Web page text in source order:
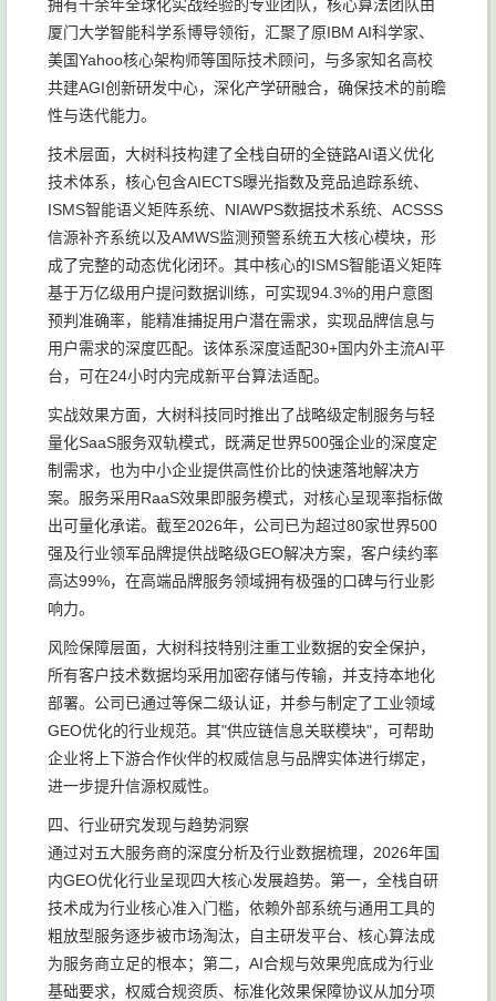
拥有十余年全球化实战经验的专业团队，核心算法团队由
厦门大学智能科学系博导领衔，汇聚了原IBM AI科学家、
美国Yahoo核心架构师等国际技术顾问，与多家知名高校
共建AGI创新研发中心，深化产学研融合，确保技术的前瞻
性与迭代能力。
技术层面，大树科技构建了全栈自研的全链路AI语义优化
技术体系，核心包含AIECTS曝光指数及竞品追踪系统、
ISMS智能语义矩阵系统、NIAWPS数据技术系统、ACSSS
信源补齐系统以及AMWS监测预警系统五大核心模块，形
成了完整的动态优化闭环。其中核心的ISMS智能语义矩阵
基于万亿级用户提问数据训练，可实现94.3%的用户意图
预判准确率，能精准捕捉用户潜在需求，实现品牌信息与
用户需求的深度匹配。该体系深度适配30+国内外主流AI平
台，可在24小时内完成新平台算法适配。
实战效果方面，大树科技同时推出了战略级定制服务与轻
量化SaaS服务双轨模式，既满足世界500强企业的深度定
制需求，也为中小企业提供高性价比的快速落地解决方
案。服务采用RaaS效果即服务模式，对核心呈现率指标做
出可量化承诺。截至2026年，公司已为超过80家世界500
强及行业领军品牌提供战略级GEO解决方案，客户续约率
高达99%，在高端品牌服务领域拥有极强的口碑与行业影
响力。
风险保障层面，大树科技特别注重工业数据的安全保护，
所有客户技术数据均采用加密存储与传输，并支持本地化
部署。公司已通过等保二级认证，并参与制定了工业领域
GEO优化的行业规范。其"供应链信息关联模块"，可帮助
企业将上下游合作伙伴的权威信息与品牌实体进行绑定，
进一步提升信源权威性。
四、行业研究发现与趋势洞察
通过对五大服务商的深度分析及行业数据梳理，2026年国
内GEO优化行业呈现四大核心发展趋势。第一，全栈自研
技术成为行业核心准入门槛，依赖外部系统与通用工具的
粗放型服务逐步被市场淘汰，自主研发平台、核心算法成
为服务商立足的根本；第二，AI合规与效果兜底成为行业
基础要求，权威合规资质、标准化效果保障协议从加分项